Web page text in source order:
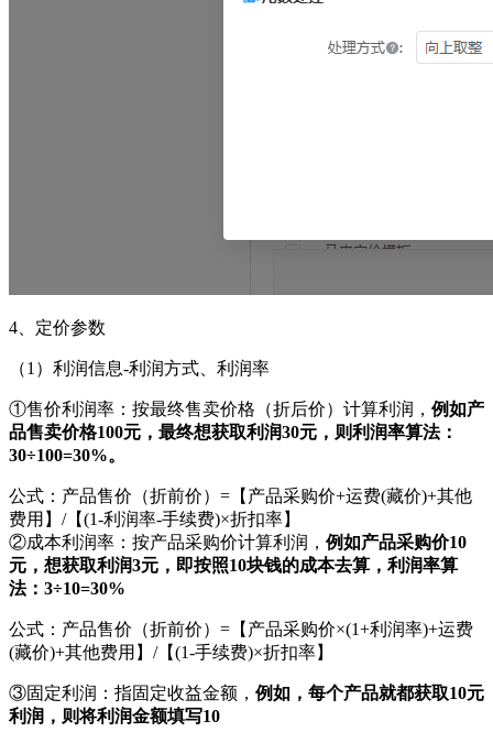
4、定价参数
（1）利润信息-利润方式、利润率
①售价利润率：按最终售卖价格（折后价）计算利润， 例如产
品售卖价格100元，最终想获取利润30元，则利润率算法：
30÷100=30%。
公式：产品售价（折前价） =【产品采购价+运费(藏价)+其他
费用】/【(1-利润率-手续费)×折扣率】
②成本利润率：按产品采购价计算利润， 例如产品采购价10
元，想获取利润3元，即按照10块钱的成本去算，利润率算
法：3÷10=30%
公式：产品售价（折前价） =【产品采购价×(1+利润率)+运费
(藏价)+其他费用】/【(1-手续费)×折扣率】
③固定利润：指固定收益金额， 例如，每个产品就都获取10元
利润，则将利润金额填写10